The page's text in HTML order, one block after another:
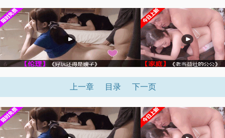
上一章 目录 下一页